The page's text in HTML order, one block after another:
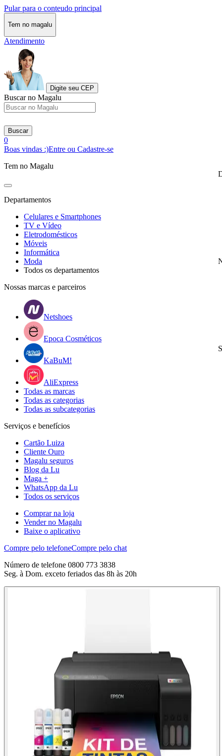
Pular para o conteudo principal
Tem no magalu
Atendimento
Digite seu CEP
Buscar no Magalu
Buscar
0
Boas vindas :)Entre ou Cadastre-se
Tem no Magalu
Departamentos
Celulares e Smartphones
TV e Vídeo
Eletrodomésticos
Móveis
Informática
Moda
Todos os departamentos
Nossas marcas e parceiros
Netshoes
Epoca Cosméticos
KaBuM!
AliExpress
Todas as marcas
Todas as categorias
Todas as subcategorias
Serviços e benefícios
Cartão Luiza
Cliente Ouro
Magalu seguros
Blog da Lu
Maga +
WhatsApp da Lu
Todos os serviços
Comprar na loja
Vender no Magalu
Baixe o aplicativo
Compre pelo telefoneCompre pelo chat
Número de telefone 0800 773 3838
Seg. à Dom. exceto feriados das 8h às 20h